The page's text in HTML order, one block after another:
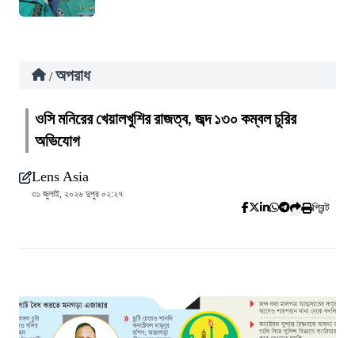
/ অপরাধ
ওসি মনিরের খেয়ালখুশির রাজত্ব, জব্দ ১৩০ কম্বল চুরির
অভিযোগ
Lens Asia
৩১ জুলাই, ২০২৬ দুপুর ০২:২৭
প্রিন্ট